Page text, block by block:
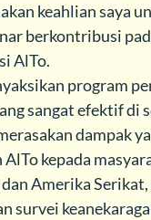
keahlian saya
berkontribusi
AlTo.
program
sangat efektif di
dampak
kepada
Amerika Serikat,
survei